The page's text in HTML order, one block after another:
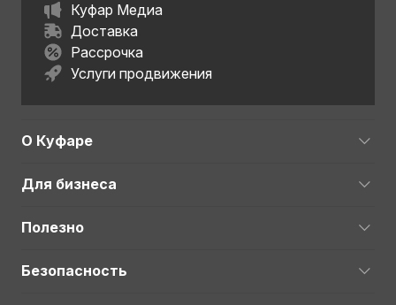
Куфар Медиа
Доставка
Рассрочка
Услуги продвижения
О Куфаре
Для бизнеса
Полезно
Безопасность